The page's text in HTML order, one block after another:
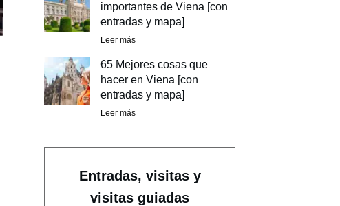
importantes de Viena [con
entradas y mapa]
Leer más
65 Mejores cosas que
hacer en Viena [con
entradas y mapa]
Leer más
Entradas, visitas y
visitas guiadas